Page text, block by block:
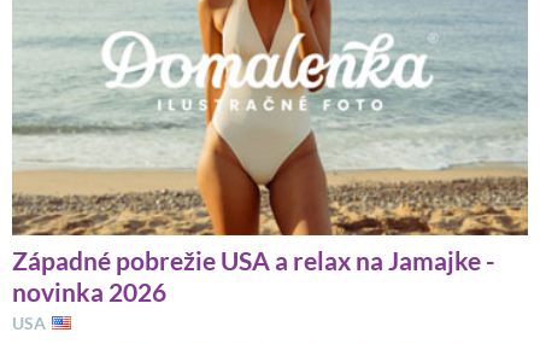
Západné pobrežie USA a relax na Jamajke -
novinka 2026
USA